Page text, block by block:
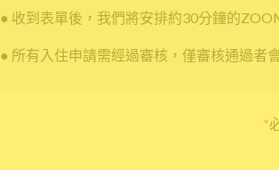
● 收到表單後，我們將安排約30分鐘的
● 所有入住申請需經過審核，僅審核通過者
*